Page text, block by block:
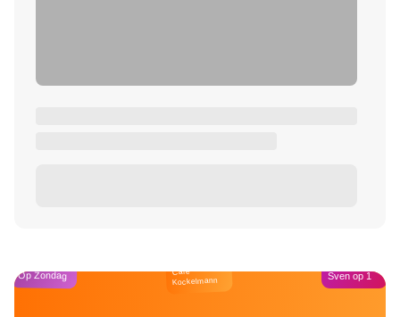
Op Zondag Café
Kockelmann Sven op 1